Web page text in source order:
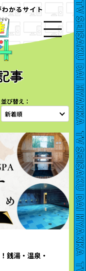
事
並び替え：
新着順
銭湯・温泉・